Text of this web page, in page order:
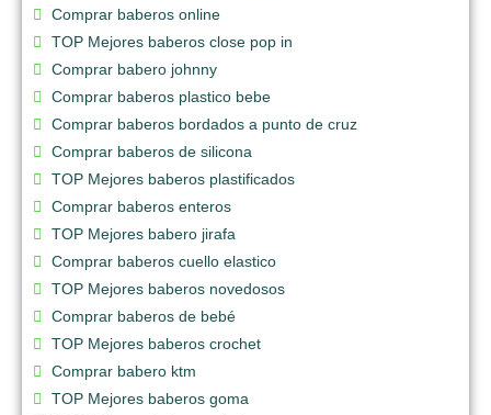
Comprar baberos online
TOP Mejores baberos close pop in
Comprar babero johnny
Comprar baberos plastico bebe
Comprar baberos bordados a punto de cruz
Comprar baberos de silicona
TOP Mejores baberos plastificados
Comprar baberos enteros
TOP Mejores babero jirafa
Comprar baberos cuello elastico
TOP Mejores baberos novedosos
Comprar baberos de bebé
TOP Mejores baberos crochet
Comprar babero ktm
TOP Mejores baberos goma